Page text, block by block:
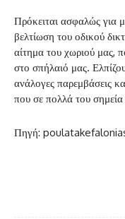
Πρόκειται ασφαλώς για
βελτίωση του οδικού
αίτημα του χωριού μας,
στο σπήλαιό μας.
ανάλογες παρεμβάσεις
που σε πολλά του
Πηγή: